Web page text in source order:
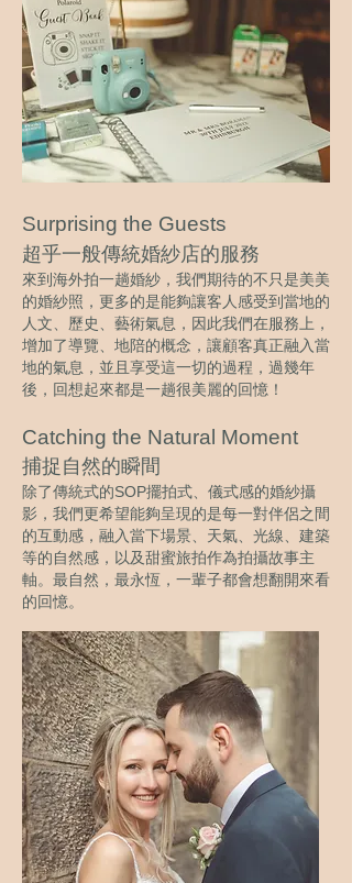
Surprising the Guests
超乎一般傳統婚紗店的服務
來到海外拍一趟婚紗，我們期待的不只是美美
的婚紗照，更多的是能夠讓客人感受到當地的
人文、歷史、藝術氣息，因此我們在服務上，
增加了導覽、地陪的概念，讓顧客真正融入當
地的氣息，並且享受這一切的過程，過幾年
後，回想起來都是一趟很美麗的回憶！
Catching the Natural Moment
捕捉自然的瞬間
除了傳統式的SOP擺拍式、儀式感的婚紗攝
影，我們更希望能夠呈現的是每一對伴侶之間
的互動感，融入當下場景、天氣、光線、建築
等的自然感，以及甜蜜旅拍作為拍攝故事主
軸。最自然，最永恆，一輩子都會想翻開來看
的回憶。